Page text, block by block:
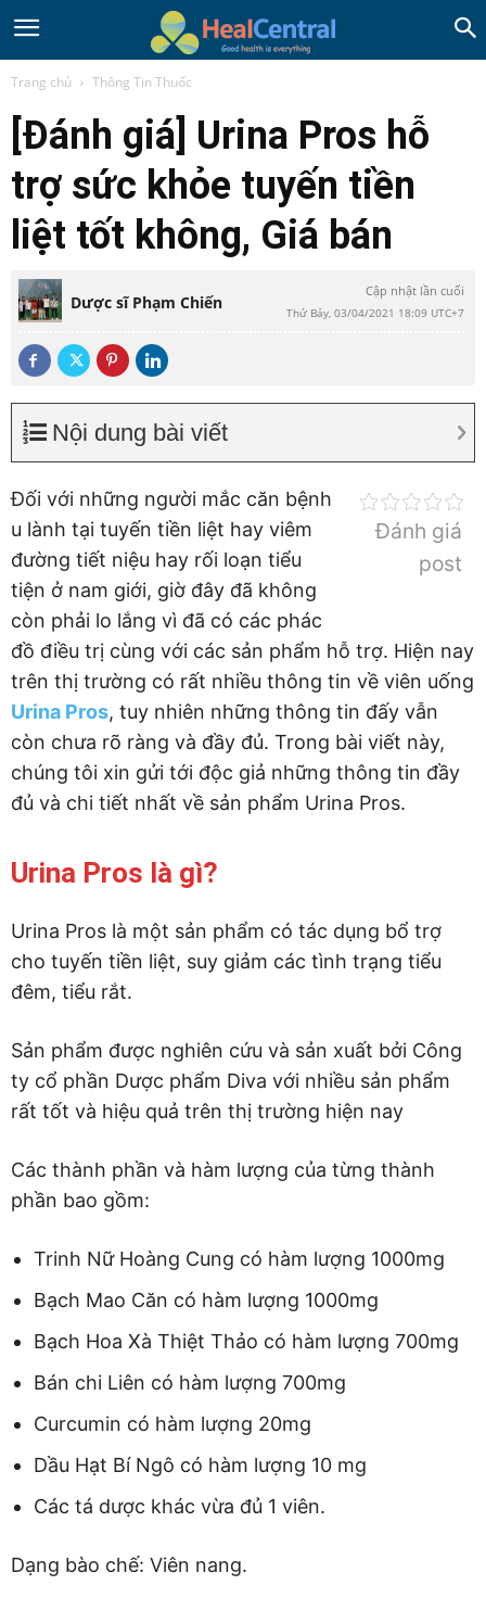
Trang chủ Thông Tin Thuốc
[Đánh giá] Urina Pros hỗ
trợ sức khỏe tuyến tiền
liệt tốt không, Giá bán
Dược sĩ Phạm Chiến
Cập nhật lần cuối
Thứ Bảy, 03/04/2021 18:09 UTC+7
Nội dung bài viết
Đánh giá
post
Đối với những người mắc căn bệnh
u lành tại tuyến tiền liệt hay viêm
đường tiết niệu hay rối loạn tiểu
tiện ở nam giới, giờ đây đã không
còn phải lo lắng vì đã có các phác
đồ điều trị cùng với các sản phẩm hỗ trợ. Hiện nay
trên thị trường có rất nhiều thông tin về viên uống
Urina Pros, tuy nhiên những thông tin đấy vẫn
còn chưa rõ ràng và đầy đủ. Trong bài viết này,
chúng tôi xin gửi tới độc giả những thông tin đầy
đủ và chi tiết nhất về sản phẩm Urina Pros.
Urina Pros là gì?
Urina Pros là một sản phẩm có tác dụng bổ trợ
cho tuyến tiền liệt, suy giảm các tình trạng tiểu
đêm, tiểu rắt.
Sản phẩm được nghiên cứu và sản xuất bởi Công
ty cổ phần Dược phẩm Diva với nhiều sản phẩm
rất tốt và hiệu quả trên thị trường hiện nay
Các thành phần và hàm lượng của từng thành
phần bao gồm:
Trinh Nữ Hoàng Cung có hàm lượng 1000mg
Bạch Mao Căn có hàm lượng 1000mg
Bạch Hoa Xà Thiệt Thảo có hàm lượng 700mg
Bán chi Liên có hàm lượng 700mg
Curcumin có hàm lượng 20mg
Dầu Hạt Bí Ngô có hàm lượng 10 mg
Các tá dược khác vừa đủ 1 viên.
Dạng bào chế: Viên nang.